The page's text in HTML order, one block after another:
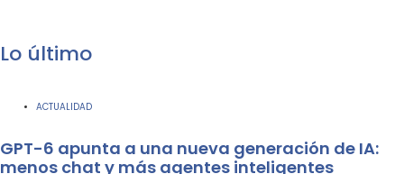
Lo último
ACTUALIDAD
GPT-6 apunta a una nueva generación de IA:
menos chat y más agentes inteligentes